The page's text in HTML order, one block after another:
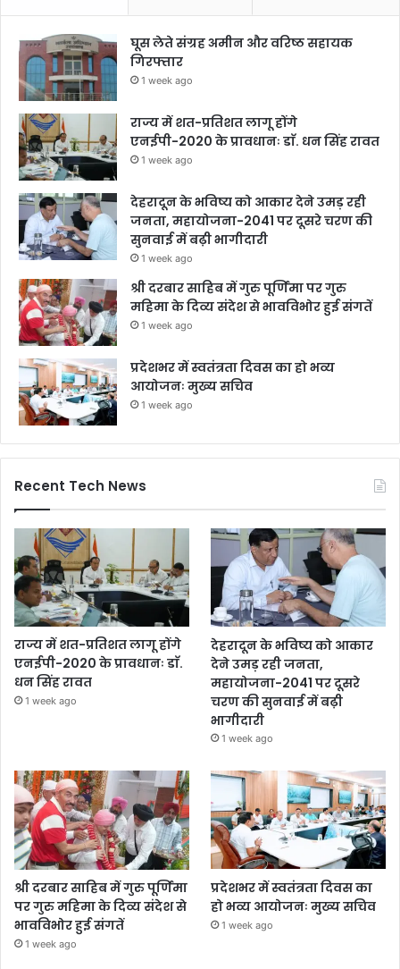
घूस लेते संग्रह अमीन और वरिष्ठ सहायक
गिरफ्तार
1 week ago
राज्य में शत-प्रतिशत लागू होंगे
एनईपी-2020 के प्रावधानः डाॅ. धन सिंह रावत
1 week ago
देहरादून के भविष्य को आकार देने उमड़ रही
जनता, महायोजना-2041 पर दूसरे चरण की
सुनवाई में बढ़ी भागीदारी
1 week ago
श्री दरबार साहिब में गुरु पूर्णिमा पर गुरु
महिमा के दिव्य संदेश से भावविभोर हुई संगतें
1 week ago
प्रदेशभर में स्वतंत्रता दिवस का हो भव्य
आयोजनः मुख्य सचिव
1 week ago
Recent Tech News
राज्य में शत-प्रतिशत लागू होंगे
एनईपी-2020 के प्रावधानः डाॅ.
धन सिंह रावत
1 week ago
देहरादून के भविष्य को आकार
देने उमड़ रही जनता,
महायोजना-2041 पर दूसरे
चरण की सुनवाई में बढ़ी
भागीदारी
1 week ago
श्री दरबार साहिब में गुरु पूर्णिमा
पर गुरु महिमा के दिव्य संदेश से
भावविभोर हुई संगतें
1 week ago
प्रदेशभर में स्वतंत्रता दिवस का
हो भव्य आयोजनः मुख्य सचिव
1 week ago